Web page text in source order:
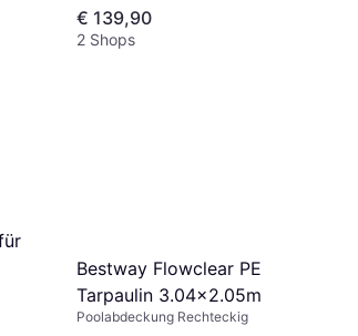
€ 139,90
2 Shops
Bestway Flowclear PE
Tarpaulin 3.04x2.05m
Poolabdeckung Rechteckig